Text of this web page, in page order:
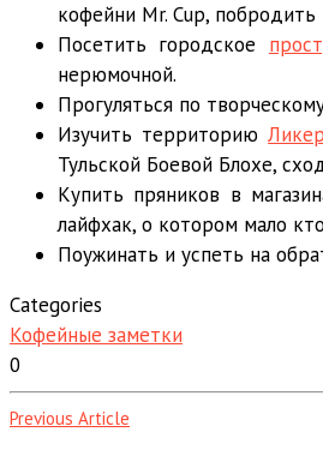
кофейни Mr. Cup,
Посетить городское
нерюмочной.
Прогуляться по
Изучить территорию
Тульской Боевой Блохе,
Купить пряников в
лайфхак, о котором мало
Поужинать и успеть на
Categories
Кофейные заметки
0
Previous Article